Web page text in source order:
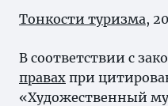
Тонкости туризма,
В соответствии с
правах при
«Художественный